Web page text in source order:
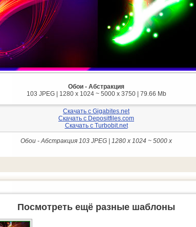
Обои - Абстракция
103 JPEG | 1280 x 1024 ~ 5000 x 3750 | 79.66 Mb
Скачать с Gigabites.net
Скачать с Depositfiles.com
Скачать с Turbobit.net
Обои - Абстракция 103 JPEG | 1280 x 1024 ~ 5000 x
Посмотреть ещё разные шаблоны